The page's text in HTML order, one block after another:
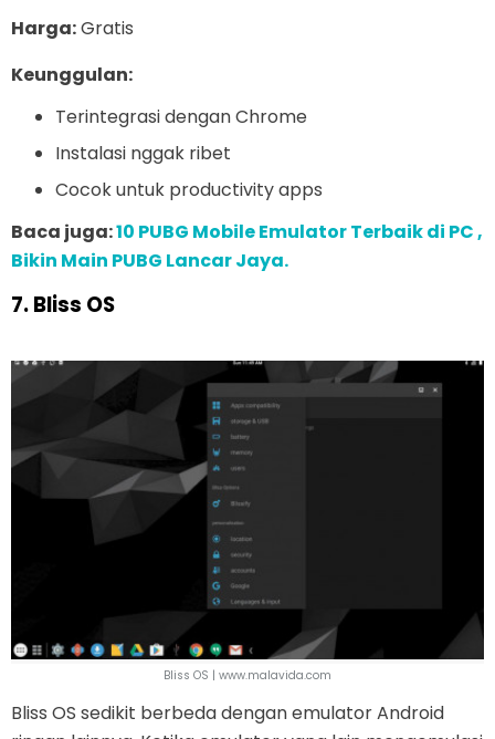
Harga:Gratis
Keunggulan:
Terintegrasi dengan Chrome
Instalasi nggak ribet
Cocok untuk productivity apps
Baca juga:10 PUBG Mobile Emulator Terbaik di PC ,
Bikin Main PUBG Lancar Jaya.
7. Bliss OS
Bliss OS | www.malavida.com
Bliss OS sedikit berbeda dengan emulator Android